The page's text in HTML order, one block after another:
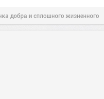
добра и сплошного жизненного